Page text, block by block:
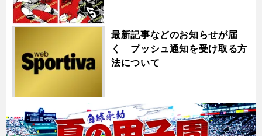
最新記事などのお知らせが届
く プッシュ通知を受け取る方
法について